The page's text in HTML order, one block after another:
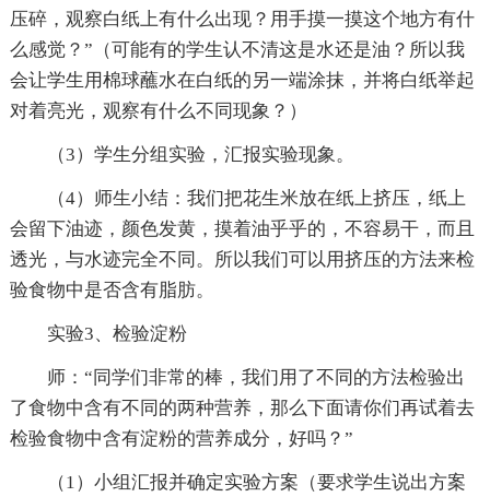
压碎，观察白纸上有什么出现？用手摸一摸这个地方有什
么感觉？”（可能有的学生认不清这是水还是油？所以我
会让学生用棉球蘸水在白纸的另一端涂抹，并将白纸举起
对着亮光，观察有什么不同现象？）
（3）学生分组实验，汇报实验现象。
（4）师生小结：我们把花生米放在纸上挤压，纸上
会留下油迹，颜色发黄，摸着油乎乎的，不容易干，而且
透光，与水迹完全不同。所以我们可以用挤压的方法来检
验食物中是否含有脂肪。
实验3、检验淀粉
师：“同学们非常的棒，我们用了不同的方法检验出
了食物中含有不同的两种营养，那么下面请你们再试着去
检验食物中含有淀粉的营养成分，好吗？”
（1）小组汇报并确定实验方案（要求学生说出方案